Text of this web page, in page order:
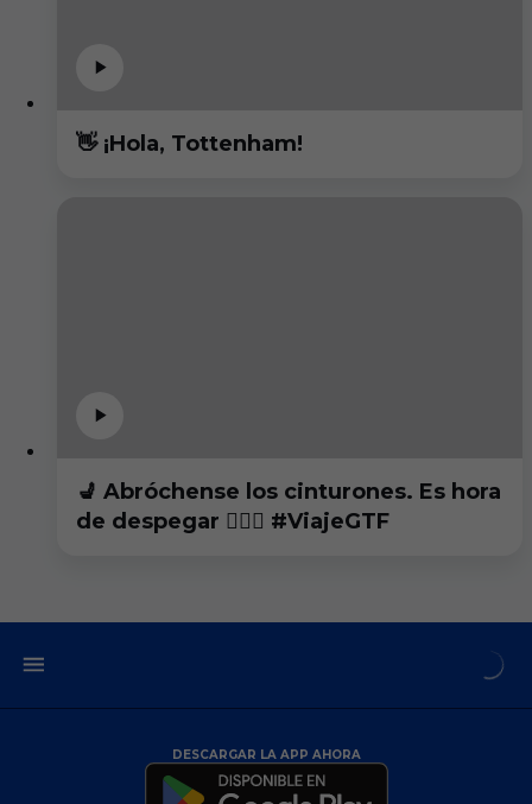
👋 ¡Hola, Tottenham!
💺 Abróchense los cinturones. Es hora
de despegar 👨🏻‍✈️ #ViajeGTF
DESCARGAR LA APP AHORA